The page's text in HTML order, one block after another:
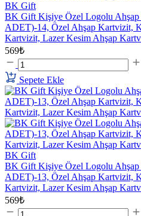
BK Gift
BK Gift Kişiye Özel Logolu
ADET)-14, Özel Ahşap Kartvizit,
Kartvizit, Lazer Kesim Ahşap
569₺
Sepete Ekle
BK Gift
BK Gift Kişiye Özel Logolu
ADET)-13, Özel Ahşap Kartvizit,
Kartvizit, Lazer Kesim Ahşap
569₺